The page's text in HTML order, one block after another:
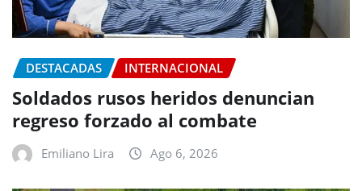
DESTACADAS INTERNACIONAL
Soldados rusos heridos denuncian
regreso forzado al combate
Emiliano Lira Ago 6, 2026